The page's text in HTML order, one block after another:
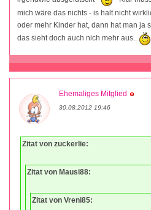
mich wäre das nichts - is halt nicht
oder mehr Kinder hat, dann hat man ja
das sieht doch auch nich mehr aus..
Ehemaliges Mitglied
30.08.2012 19:46
Zitat von zuckerlie:
Zitat von Mausi88:
Zitat von Vreni85: